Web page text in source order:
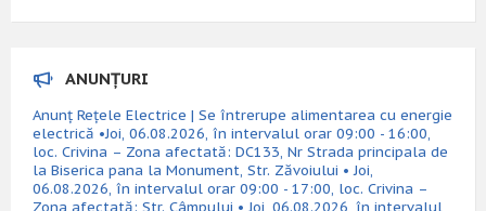
ANUNȚURI
Anunț Rețele Electrice | Se întrerupe alimentarea cu energie
electrică •Joi, 06.08.2026, în intervalul orar 09:00 - 16:00,
loc. Crivina – Zona afectată: DC133, Nr Strada principala de
la Biserica pana la Monument, Str. Zăvoiului • Joi,
06.08.2026, în intervalul orar 09:00 - 17:00, loc. Crivina –